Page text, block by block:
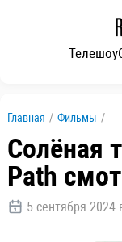
Телешоу
Главная / Фильмы /
Солёная
Path
5 сентября 2024